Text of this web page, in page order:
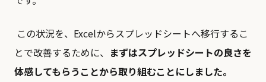
この状況を、Excelからスプレッドシートへ移行するこ
とで改善するために、 まずはスプレッドシートの良さを
体感してもらうことから取り組むことにしました。